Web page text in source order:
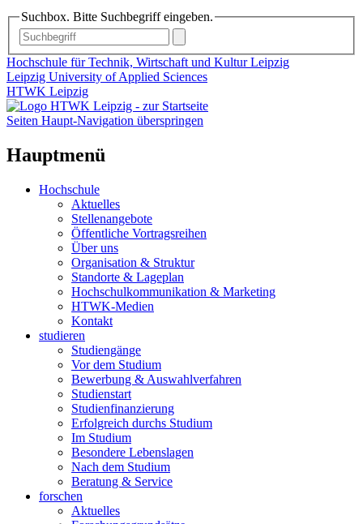
Suchbox. Bitte Suchbegriff eingeben.
Hochschule für Technik, Wirtschaft und Kultur Leipzig
Leipzig University of Applied Sciences
HTWK Leipzig
Seiten Haupt-Navigation überspringen
Hauptmenü
Hochschule
Aktuelles
Stellenangebote
Öffentliche Vortragsreihen
Über uns
Organisation & Struktur
Standorte & Lageplan
Hochschulkommunikation & Marketing
HTWK-Medien
Kontakt
studieren
Studiengänge
Vor dem Studium
Bewerbung & Auswahlverfahren
Studienstart
Studienfinanzierung
Erfolgreich durchs Studium
Im Studium
Besondere Lebenslagen
Nach dem Studium
Beratung & Service
forschen
Aktuelles